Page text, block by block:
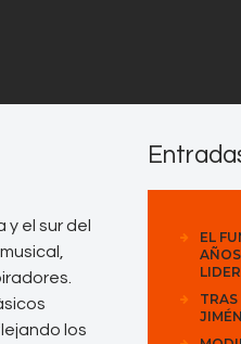
el sur del
los
EL